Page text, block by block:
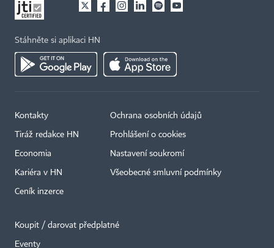
Stáhněte si aplikaci HN
Kontakty
Tiráž redakce HN
Economia
Kariéra v HN
Ceník inzerce
Ochrana osobních údajů
Prohlášení o cookies
Nastavení soukromí
Všeobecné smluvní podmínky
Koupit / darovat předplatné
Eventy